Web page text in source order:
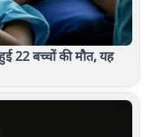
22 बच्चों की मौत, यह